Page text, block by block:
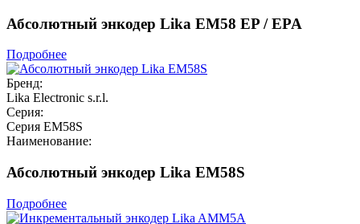
Абсолютный энкодер Lika EM58 EP / EPA
Подробнее
Бренд:
Lika Electronic s.r.l.
Серия:
Серия EM58S
Наименование:
Абсолютный энкодер Lika EM58S
Подробнее